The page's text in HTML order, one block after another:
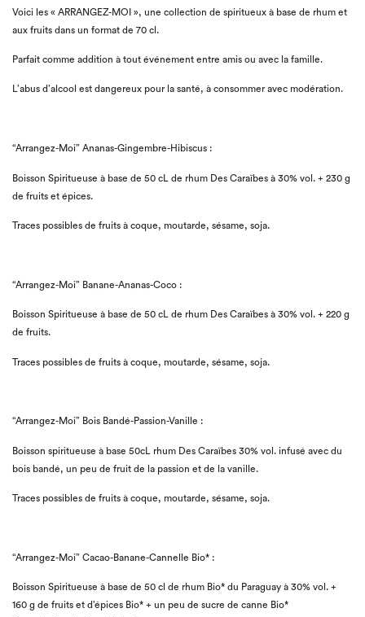
Voici les « ARRANGEZ-MOI », une collection de spiritueux à base de rhum et
aux fruits dans un format de 70 cl.
Parfait comme addition à tout événement entre amis ou avec la famille.
L’abus d’alcool est dangereux pour la santé, à consommer avec modération.
“Arrangez-Moi” Ananas-Gingembre-Hibiscus :
Boisson Spiritueuse à base de 50 cL de rhum Des Caraïbes à 30% vol. + 230 g
de fruits et épices.
Traces possibles de fruits à coque, moutarde, sésame, soja.
“Arrangez-Moi” Banane-Ananas-Coco :
Boisson Spiritueuse à base de 50 cL de rhum Des Caraïbes à 30% vol. + 220 g
de fruits.
Traces possibles de fruits à coque, moutarde, sésame, soja.
“Arrangez-Moi” Bois Bandé-Passion-Vanille :
Boisson spiritueuse à base 50cL rhum Des Caraïbes 30% vol. infusé avec du
bois bandé, un peu de fruit de la passion et de la vanille.
Traces possibles de fruits à coque, moutarde, sésame, soja.
“Arrangez-Moi” Cacao-Banane-Cannelle Bio* :
Boisson Spiritueuse à base de 50 cl de rhum Bio* du Paraguay à 30% vol. +
160 g de fruits et d’épices Bio* + un peu de sucre de canne Bio*